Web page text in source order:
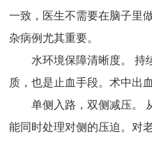
一致，医生不需要在脑子里
杂病例尤其重要。
水环境保障清晰度。 持
质，也是止血手段。术中出
单侧入路，双侧减压。
能同时处理对侧的压迫。对